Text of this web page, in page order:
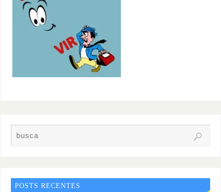
POSTS RECENTES